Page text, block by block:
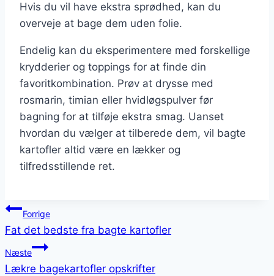
Hvis du vil have ekstra sprødhed, kan du
overveje at bage dem uden folie.
Endelig kan du eksperimentere med forskellige
krydderier og toppings for at finde din
favoritkombination. Prøv at drysse med
rosmarin, timian eller hvidløgspulver før
bagning for at tilføje ekstra smag. Uanset
hvordan du vælger at tilberede dem, vil bagte
kartofler altid være en lækker og
tilfredsstillende ret.
Indlægsnavigation
Forrige
Fat det bedste fra bagte kartofler
Næste
Lækre bagekartofler opskrifter